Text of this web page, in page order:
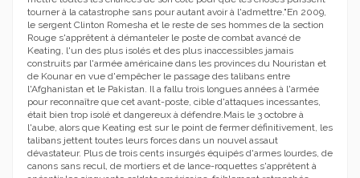
tourner à la catastrophe sans pour autant avoir à l'admettre."En 2009,
le sergent Clinton Romesha et le reste de ses hommes de la section
Rouge s'apprêtent à démanteler le poste de combat avancé de
Keating, l'un des plus isolés et des plus inaccessibles jamais
construits par l'armée américaine dans les provinces du Nouristan et
de Kounar en vue d'empêcher le passage des talibans entre
l'Afghanistan et le Pakistan. Il a fallu trois longues années à l'armée
pour reconnaître que cet avant-poste, cible d'attaques incessantes,
était bien trop isolé et dangereux à défendre.Mais le 3 octobre à
l'aube, alors que Keating est sur le point de fermer définitivement, les
talibans jettent toutes leurs forces dans un nouvel assaut
dévastateur. Plus de trois cents insurgés équipés d'armes lourdes, de
canons sans recul, de mortiers et de lance-roquettes s'apprêtent à